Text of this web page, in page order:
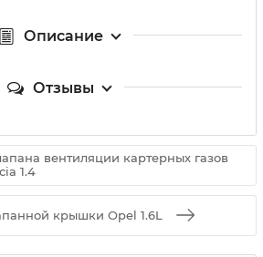
Описание
Отзывы
вентиляции картерных газов
1.4
крышки Opel 1.6L